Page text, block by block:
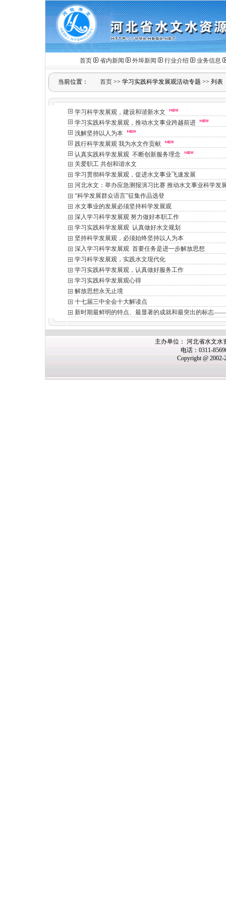
首页 省内新闻 外埠新闻 行业介绍 业务信息
当前位置： 首页 >> 学习实践科学发展观活动专题 >> 列表
学习科学发展观，建设和谐新水文
学习实践科学发展观，推动水文事业跨越前进
浅解坚持以人为本
践行科学发展观 我为水文作贡献
认真实践科学发展观 不断创新服务理念
关爱职工 共创和谐水文
学习贯彻科学发展观，促进水文事业飞速发展
河北水文：举办应急测报演习比赛 推动水文事业科学发
“科学发展群众语言”征集作品选登
水文事业的发展必须坚持科学发展观
深入学习科学发展观 努力做好本职工作
学习实践科学发展观 认真做好水文规划
坚持科学发展观，必须始终坚持以人为本
深入学习科学发展观 首要任务是进一步解放思想
学习科学发展观，实践水文现代化
学习实践科学发展观，认真做好服务工作
学习实践科学发展观心得
解放思想永无止境
十七届三中全会十大解读点
新时期最鲜明的特点、最显著的成就和最突出的标志——
主办单位： 河北省水文水
电话：0311-
Copyright @ 2002-